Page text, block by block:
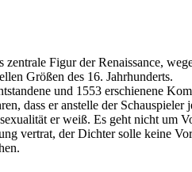
Figur der Renaissance,
Größen des 16. Jahrhunderts.
und 1553 erschienene
dass er anstelle der
er weiß. Es geht nicht um
vertrat, der Dichter solle keine